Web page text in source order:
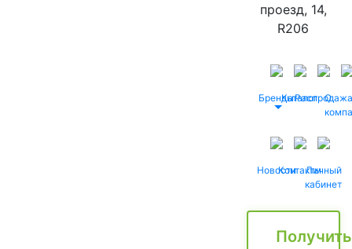
проезд, 14,
R206
БрендыКаталог
Распродажа
О
НовостиКонтактыЛичный
кабинет
Получить